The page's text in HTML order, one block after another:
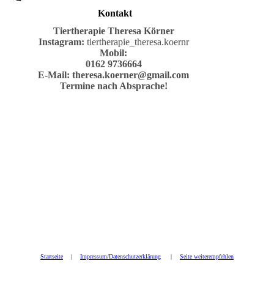
Kontakt
Tiertherapie Theresa Körner
Instagram: tiertherapie_theresa.koernr
Mobil:
0162 9736664
E-Mail: theresa.koerner@gmail.com
Termine nach Absprache!
Startseite | Impressum/Datenschutzerklärung | Seite weiterempfehlen